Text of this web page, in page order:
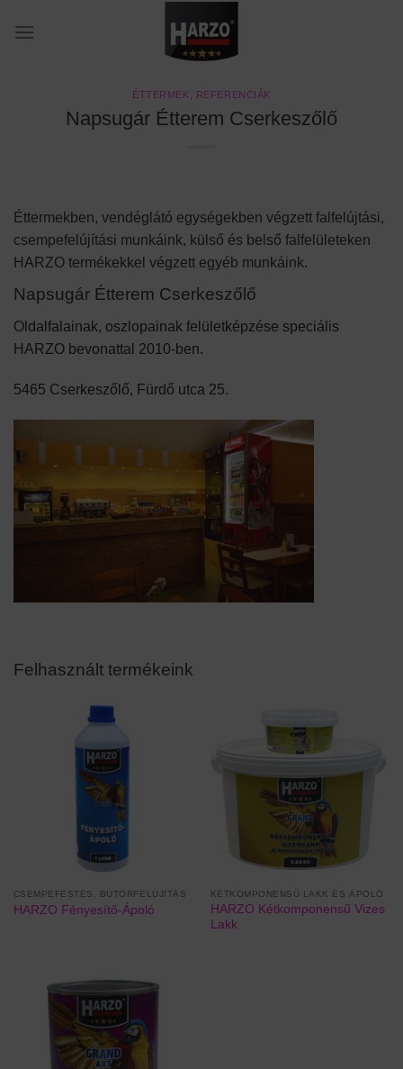
ÉTTERMEK REFERENCIÁK
Napsugár Étterem Cserkeszőlő
Éttermekben, vendéglátó egységekben végzett falfelújtási,
csempefelújítási munkáink, külső és belső falfelületeken
HARZO termékekkel végzett egyéb munkáink.
Napsugár Étterem Cserkeszőlő
Oldalfalainak, oszlopainak felületképzése speciális
HARZO bevonattal 2010-ben.
5465 Cserkeszőlő, Fürdő utca 25.
Felhasznált termékeink
CSEMPEFESTÉS, BÚTORFELÚJÍTÁS
HARZO Fényesítő-Ápoló
KÉTKOMPONENSŰ LAKK ÉS ÁPOLÓ
HARZO Kétkomponensű Vizes
Lakk